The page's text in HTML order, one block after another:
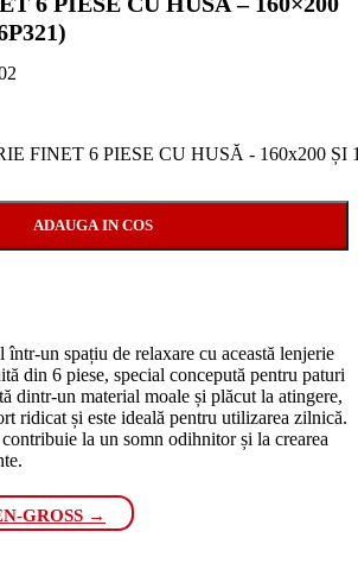
FINET 6 PIESE CU HUSĂ - 160x200 ȘI
ADAUGA IN COS
un spațiu de relaxare cu această lenjerie
din 6 piese, special concepută pentru paturi
dintr-un material moale și plăcut la atingere,
ridicat și este ideală pentru utilizarea zilnică.
la un somn odihnitor și la crearea
GROSS →